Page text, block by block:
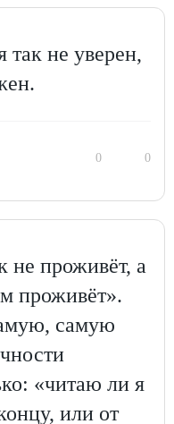
не уверен,
0 0
не проживёт, а
проживёт».
самую
«читаю ли я
или от